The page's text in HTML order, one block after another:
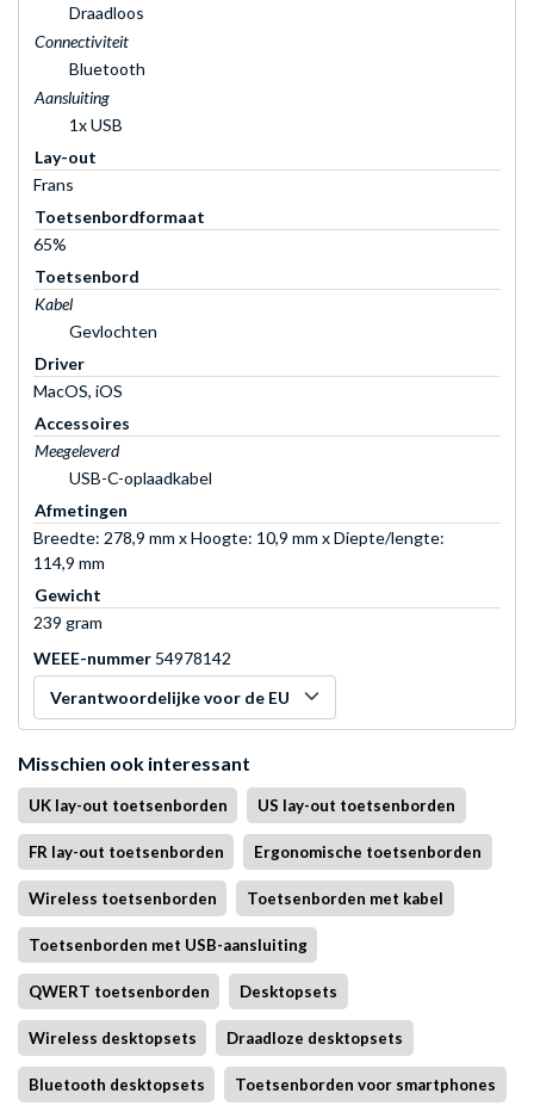
Draadloos
Connectiviteit
Bluetooth
Aansluiting
1x USB
Lay-out
Frans
Toetsenbordformaat
65%
Toetsenbord
Kabel
Gevlochten
Driver
MacOS, iOS
Accessoires
Meegeleverd
USB-C-oplaadkabel
Afmetingen
Breedte: 278,9 mm x Hoogte: 10,9 mm x Diepte/lengte:
114,9 mm
Gewicht
239 gram
WEEE-nummer 54978142
Verantwoordelijke voor de EU
Misschien ook interessant
UK lay-out toetsenborden US lay-out toetsenborden
FR lay-out toetsenborden Ergonomische toetsenborden
Wireless toetsenborden Toetsenborden met kabel
Toetsenborden met USB-aansluiting
QWERT toetsenborden Desktopsets
Wireless desktopsets Draadloze desktopsets
Bluetooth desktopsets Toetsenborden voor smartphones